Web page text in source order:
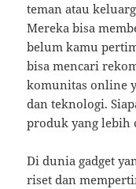
teman atau
Mereka bisa
belum kamu
bisa mencari
komunitas online
dan teknologi.
produk yang lebih
Di dunia gadget
riset dan